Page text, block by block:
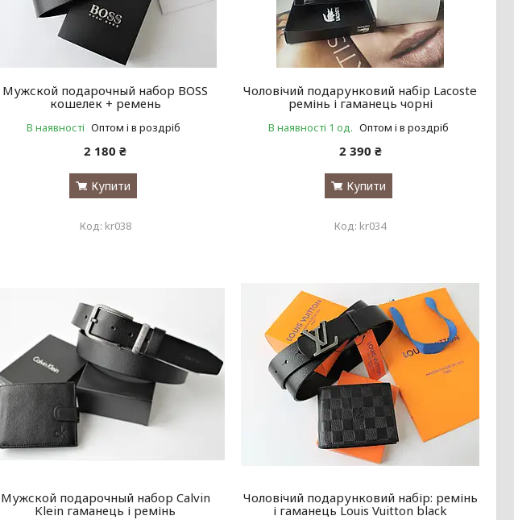
Мужской подарочный набор BOSS
кошелек + ремень
В наявності Оптом і в роздріб
2 180 ₴
Купити
kr038
Чоловічий подарунковий набір Lacoste
ремінь і гаманець чорні
В наявності 1 од. Оптом і в роздріб
2 390 ₴
Купити
kr034
Мужской подарочный набор Calvin
Klein гаманець і ремінь
Чоловічий подарунковий набір: ремінь
і гаманець Louis Vuitton black